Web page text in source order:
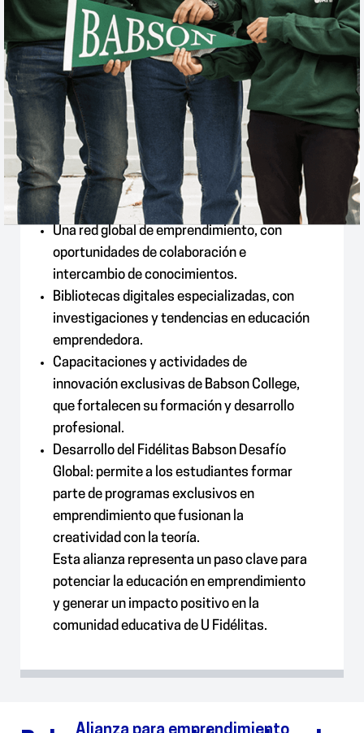
Gracias a esta membresía, los estudiantes
y docentes de U Fidélitas tienen acceso a:
Una red global de emprendimiento, con
oportunidades de colaboración e
intercambio de conocimientos.
Bibliotecas digitales especializadas, con
investigaciones y tendencias en educación
emprendedora.
Capacitaciones y actividades de
innovación exclusivas de Babson College,
que fortalecen su formación y desarrollo
profesional.
Desarrollo del Fidélitas Babson Desafío
Global: permite a los estudiantes formar
parte de programas exclusivos en
emprendimiento que fusionan la
creatividad con la teoría.
Esta alianza representa un paso clave para
potenciar la educación en emprendimiento
y generar un impacto positivo en la
comunidad educativa de U Fidélitas.